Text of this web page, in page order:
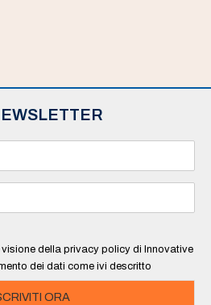
della privacy policy di Innovative
dei dati come ivi descritto
ORA